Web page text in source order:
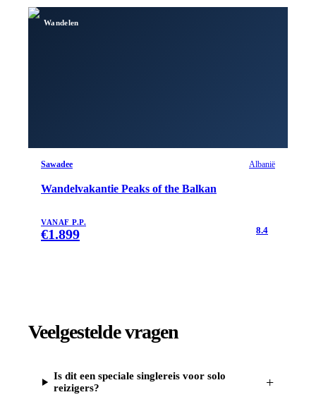
Wandelen
Sawadee Albanië
Wandelvakantie Peaks of the Balkan
VANAF P.P.
€1.899 8.4
Veelgestelde vragen
Is dit een speciale singlereis voor solo
reizigers?
+